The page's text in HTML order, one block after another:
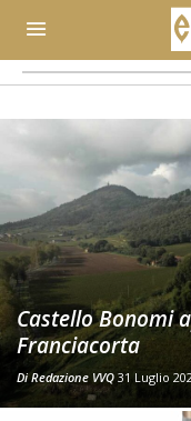
Castello Bonomi
Franciacorta
DiRedazione VVQ 31 Luglio